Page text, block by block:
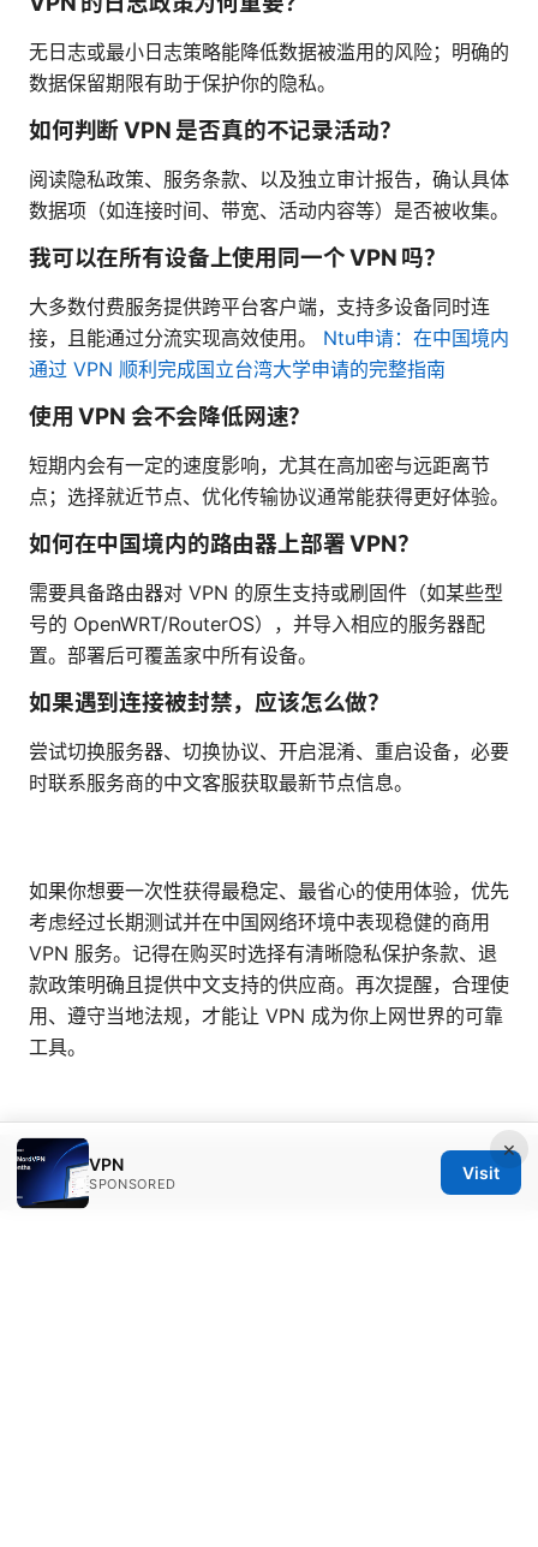
无日志或最小日志策略能降低数据被滥用的风险；明确的
数据保留期限有助于保护你的隐私。
如何判断 VPN 是否真的不记录活动？
阅读隐私政策、服务条款、以及独立审计报告，确认具体
数据项（如连接时间、带宽、活动内容等）是否被收集。
我可以在所有设备上使用同一个 VPN 吗？
大多数付费服务提供跨平台客户端，支持多设备同时连
接，且能通过分流实现高效使用。 Ntu申请：在中国境内
通过 VPN 顺利完成国立台湾大学申请的完整指南
使用 VPN 会不会降低网速？
短期内会有一定的速度影响，尤其在高加密与远距离节
点；选择就近节点、优化传输协议通常能获得更好体验。
如何在中国境内的路由器上部署 VPN？
需要具备路由器对 VPN 的原生支持或刷固件（如某些型
号的 OpenWRT/RouterOS），并导入相应的服务器配
置。部署后可覆盖家中所有设备。
如果遇到连接被封禁，应该怎么做？
尝试切换服务器、切换协议、开启混淆、重启设备，必要
时联系服务商的中文客服获取最新节点信息。
如果你想要一次性获得最稳定、最省心的使用体验，优先
考虑经过长期测试并在中国网络环境中表现稳健的商用
VPN 服务。记得在购买时选择有清晰隐私保护条款、退
款政策明确且提供中文支持的供应商。再次提醒，合理使
用、遵守当地法规，才能让 VPN 成为你上网世界的可靠
工具。
×
VPN
SPONSORED
Visit
© 2026 Bestmopreview